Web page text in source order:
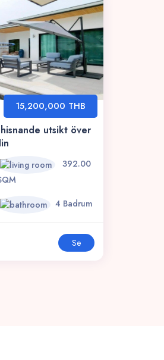
utsikt över
15,200,000 THB
392.00
4 Badrum
Se